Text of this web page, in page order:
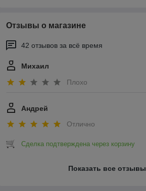
Отзывы о магазине
42 отзывов за всё время
Михаил
Плохо
Андрей
Отлично
Сделка подтверждена через корзину
Показать все отзывы